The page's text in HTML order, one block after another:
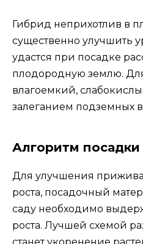
Гибрид неприхотлив в
существенно улучшить
удастся при посадке
плодородную землю.
влагоемкий,
залеганием подземных
Алгоритм посадки
Для улучшения
роста, посадочный
саду необходимо
роста. Лучшей схемой